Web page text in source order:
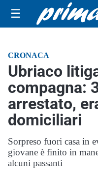
☰
CRONACA
Ubriaco
compagna:
arrestato,
domiciliari
Sorpreso fuori casa in
giovane è finito in
alcuni passanti